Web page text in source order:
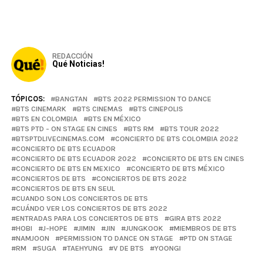
REDACCIÓN
Qué Noticias!
TÓPICOS: BANGTAN
BTS 2022 PERMISSION TO DANCE
BTS CINEMARK
BTS CINEMAS
BTS CINEPOLIS
BTS EN COLOMBIA
BTS EN MÉXICO
BTS PTD - ON STAGE EN CINES
BTS RM
BTS TOUR 2022
BTSPTDLIVECINEMAS.COM
CONCIERTO DE BTS COLOMBIA 2022
CONCIERTO DE BTS ECUADOR
CONCIERTO DE BTS ECUADOR 2022
CONCIERTO DE BTS EN CINES
CONCIERTO DE BTS EN MEXICO
CONCIERTO DE BTS MÉXICO
CONCIERTOS DE BTS
CONCIERTOS DE BTS 2022
CONCIERTOS DE BTS EN SEUL
CUANDO SON LOS CONCIERTOS DE BTS
CUÁNDO VER LOS CONCIERTOS DE BTS 2022
ENTRADAS PARA LOS CONCIERTOS DE BTS
GIRA BTS 2022
HOBI
J-HOPE JIMIN JIN JUNGKOOK
MIEMBROS DE BTS
NAMJOON
PERMISSION TO DANCE ON STAGE
PTD ON STAGE
RM
SUGA TAEHYUNG V DE BTS YOONGI